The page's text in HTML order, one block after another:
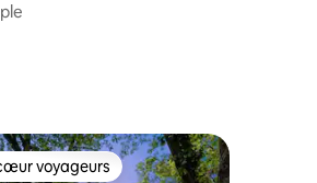
base de 231 commentaires : 4,94 sur 5
voyageurs
voyageurs